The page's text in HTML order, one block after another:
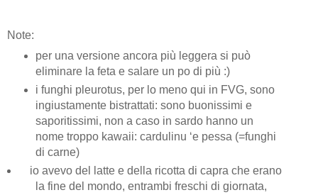
Note:
per una versione ancora più leggera si può
eliminare la feta e salare un po di più :)
i funghi pleurotus, per lo meno qui in FVG, sono
ingiustamente bistrattati: sono buonissimi e
saporitissimi, non a caso in sardo hanno un
nome troppo kawaii: cardulinu ‘e pessa (=funghi
di carne)
io avevo del latte e della ricotta di capra che erano
la fine del mondo, entrambi freschi di giornata,